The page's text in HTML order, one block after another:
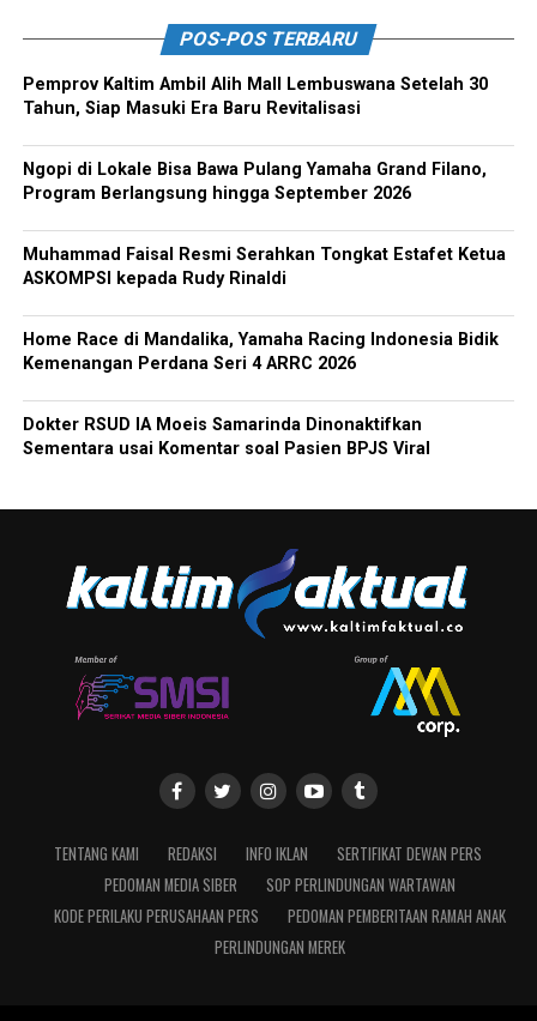
POS-POS TERBARU
Pemprov Kaltim Ambil Alih Mall Lembuswana Setelah 30
Tahun, Siap Masuki Era Baru Revitalisasi
Ngopi di Lokale Bisa Bawa Pulang Yamaha Grand Filano,
Program Berlangsung hingga September 2026
Muhammad Faisal Resmi Serahkan Tongkat Estafet Ketua
ASKOMPSI kepada Rudy Rinaldi
Home Race di Mandalika, Yamaha Racing Indonesia Bidik
Kemenangan Perdana Seri 4 ARRC 2026
Dokter RSUD IA Moeis Samarinda Dinonaktifkan
Sementara usai Komentar soal Pasien BPJS Viral
TENTANG KAMI REDAKSI INFO IKLAN
SERTIFIKAT DEWAN PERS
PEDOMAN MEDIA SIBER
SOP PERLINDUNGAN WARTAWAN
KODE PERILAKU PERUSAHAAN PERS
PEDOMAN PEMBERITAAN RAMAH ANAK
PERLINDUNGAN MEREK